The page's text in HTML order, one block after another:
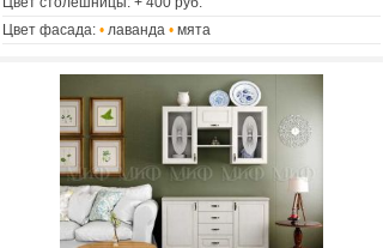
Цвет фасада: • лаванда • мята